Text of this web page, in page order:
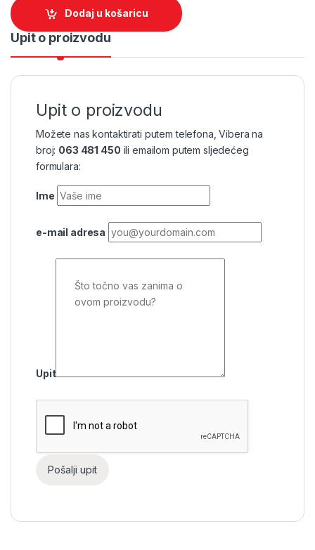
Dodaj u košaricu
Upit o proizvodu
Upit o proizvodu
Možete nas kontaktirati putem telefona, Vibera na
broj: 063 481 450 ili emailom putem sljedećeg
formulara:
Ime
e-mail adresa
Upit